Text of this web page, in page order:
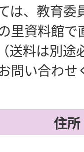
は、教育委
里資料館で
送料は別途
問い合わせ
住所